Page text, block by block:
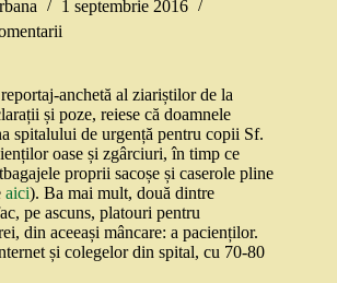
1 septembrie 2016
anchetă al ziariștilor de la
și poze, reiese că doamnele
spitalului de urgență pentru copii Sf.
oase și zgârciuri, în timp ce
proprii sacoșe și caserole pline
aici). Ba mai mult, două dintre
pe ascuns, platouri pentru
din aceeași mâncare: a pacienților.
și colegelor din spital, cu 70-80